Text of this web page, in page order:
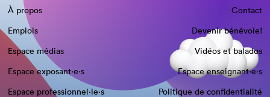
À propos
Contact
Emplois
Devenir bénévole!
Espace médias
Vidéos et balados
Espace exposant·e⋅s
Espace enseignant·e⋅s
Espace professionnel·le⋅s
Politique de confidentialité